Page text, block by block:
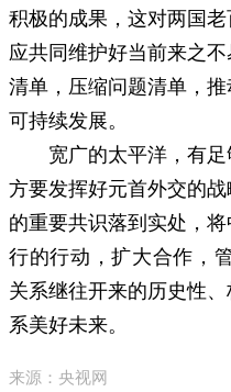
积极的成果，这对两国
应共同维护好当前来之
清单，压缩问题清单，推
可持续发展。
宽广的太平洋，有
方要发挥好元首外交的
的重要共识落到实处，
行的行动，扩大合作，
关系继往开来的历史性
系美好未来。
来源：央视网